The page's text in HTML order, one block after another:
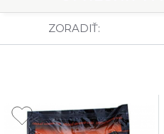
ZORADIŤ: